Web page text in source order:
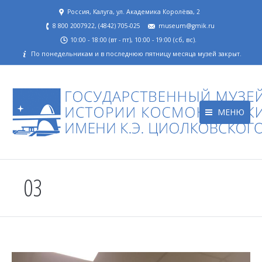
Россия, Калуга, ул. Академика Королёва, 2
8 800 2007922, (4842) 705-025
museum@gmik.ru
10:00 - 18:00 (вт - пт), 10:00 - 19:00 (сб, вс).
По понедельникам и в последнюю пятницу месяца музей закрыт.
МЕНЮ
03